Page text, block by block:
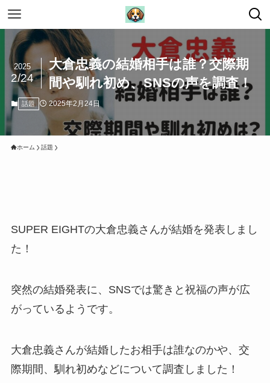
大倉忠義の結婚相手は誰？交際期
間や馴れ初め、SNSの声を調査！
2025
2/24
話題 2025年2月24日
ホーム 話題
SUPER EIGHTの大倉忠義さんが結婚を発表しまし
た！
突然の結婚発表に、SNSでは驚きと祝福の声が広
がっているようです。
大倉忠義さんが結婚したお相手は誰なのかや、交
際期間、馴れ初めなどについて調査しました！